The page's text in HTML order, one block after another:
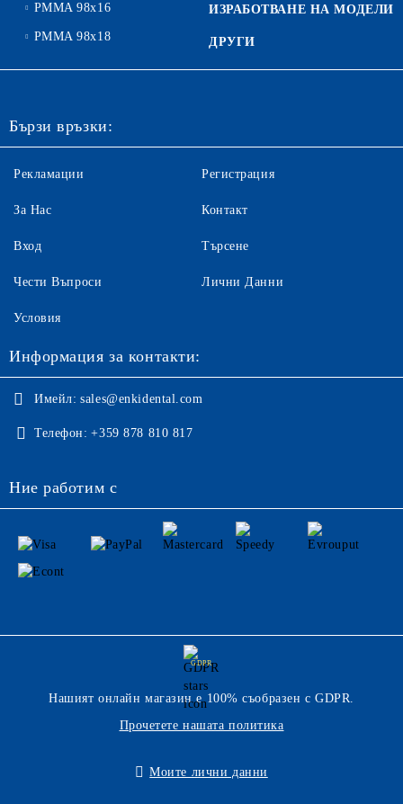
PMMA 98x16
PMMA 98x18
ИЗРАБОТВАНЕ НА МОДЕЛИ
ДРУГИ
Бързи връзки:
Рекламации
За Нас
Вход
Чести Въпроси
Регистрация
Контакт
Търсене
Лични Данни
Условия
Информация за контакти:
Имейл: sales@enkidental.com
Телефон: +359 878 810 817
Ние работим с
GDPR
Нашият онлайн магазин е 100% съобразен с GDPR.
Прочетете нашата политика
Моите лични данни